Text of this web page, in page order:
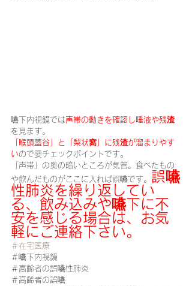
嚥下内視鏡では声帯の動きを確認し唾液や残渣
を見ます。
「喉頭蓋谷」と「梨状窩」に残渣が溜まりやす
いので要チェックポイントです。
「声帯」の奥の暗いところが気管。食べたもの
や飲んだものがここに入れば誤嚥です。 誤嚥
性肺炎を繰り返してい
る、飲み込みや嚥下に不
安を感じる場合は、お気
軽にご連絡下さい。
＃在宅医療
＃嚥下内視鏡
＃高齢者の誤嚥性肺炎
＃高齢者の誤嚥